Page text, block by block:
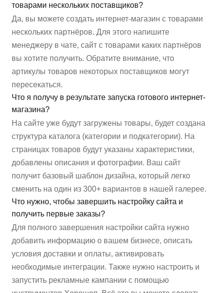
товарами нескольких поставщиков?
Да, вы можете создать интернет-магазин с товарами
нескольких партнёров. Для этого напишите
менеджеру в чате, сайт с товарами каких партнёров
вы хотите получить. Обратите внимание, что
артикулы товаров некоторых поставщиков могут
пересекаться.
Что я получу в результате запуска готового интернет-
магазина?
На сайте уже будут загружены товары, будет создана
структура каталога (категории и подкатегории). На
страницах товаров будут указаны характеристики,
добавлены описания и фотографии. Ваш сайт
получит базовый шаблон дизайна, который легко
сменить на один из 300+ вариантов в нашей галерее.
Что нужно, чтобы завершить настройку сайта и
получить первые заказы?
Для полного завершения настройки сайта нужно
добавить информацию о вашем бизнесе, описать
условия доставки и оплаты, активировать
необходимые интеграции. Также нужно настроить и
запустить рекламные кампании с помощью